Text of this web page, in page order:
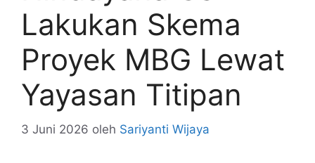
Lakukan Skema
Proyek MBG Lewat
Yayasan Titipan
3 Juni 2026 oleh Sariyanti Wijaya